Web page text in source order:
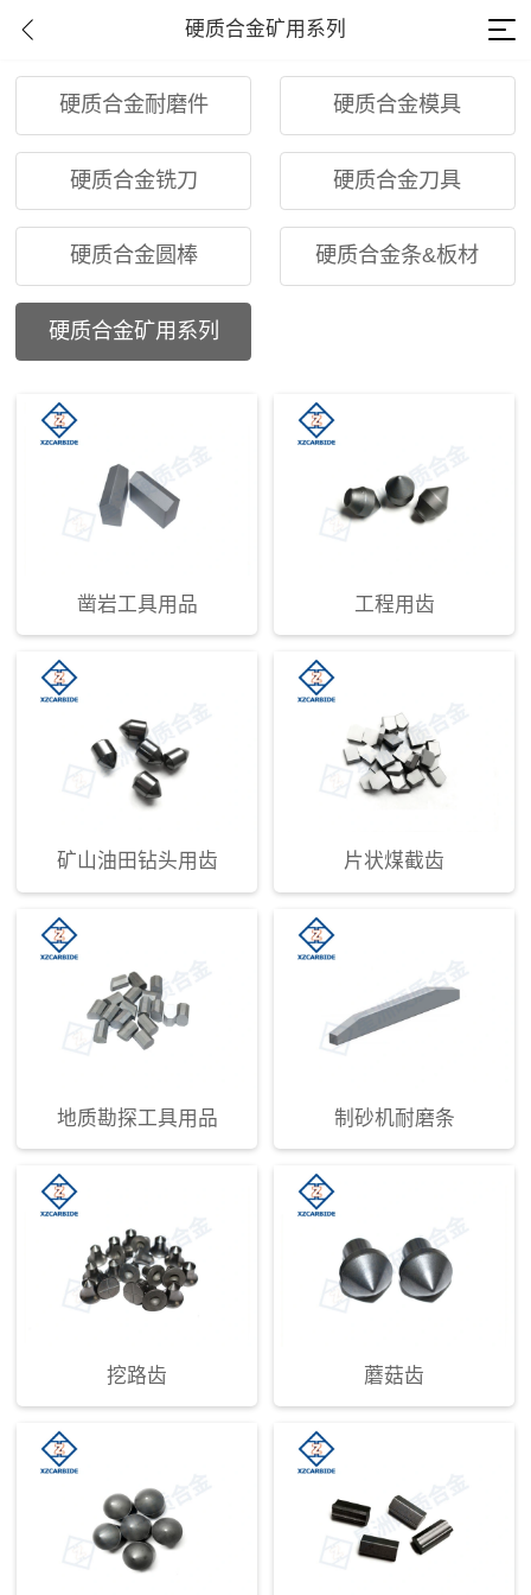
硬质合金矿用系列
硬质合金耐磨件 硬质合金模具
硬质合金铣刀 硬质合金刀具
硬质合金圆棒 硬质合金条&板材
硬质合金矿用系列
凿岩工具用品 工程用齿
矿山油田钻头用齿 片状煤截齿
地质勘探工具用品 制砂机耐磨条
挖路齿 蘑菇齿